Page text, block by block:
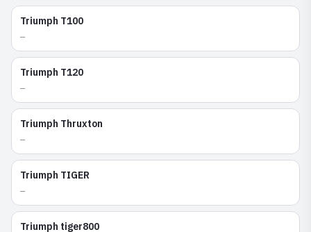
Triumph T100
—
Triumph T120
—
Triumph Thruxton
—
Triumph TIGER
—
Triumph tiger800